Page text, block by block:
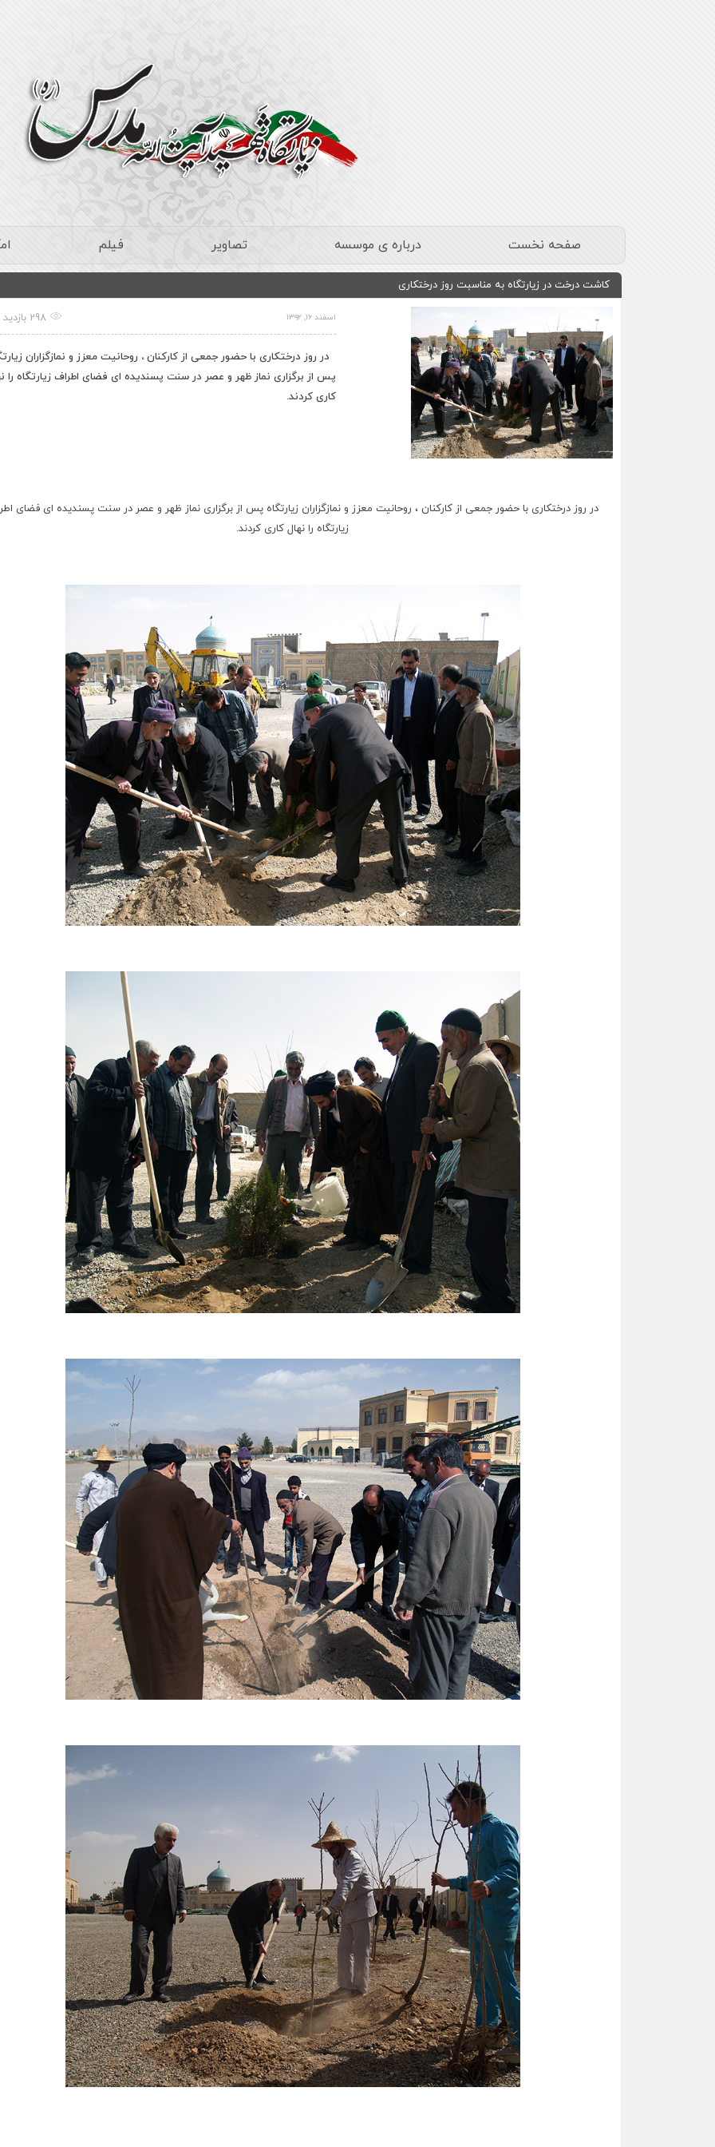
صفحه نخست درباره ی موسسه تصاویر فیلم
کاشت درخت در زیارتگاه به مناسبت روز درختکاری
اسفند ۱۶, ۱۳۹۲ 298 بازدید
در روز درختکاری با حضور جمعی از کارکنان ، روحانیت معزز و نمازگزاران
پس از برگزاری نماز ظهر و عصر در سنت پسندیده ای فضای اطراف زیارتگاه را
کاری کردند.
در روز درختکاری با حضور جمعی از کارکنان ، روحانیت معزز و نمازگزاران زیارتگاه پس از برگزاری نماز ظهر و عصر در سنت پسندیده ای فضای
زیارتگاه را نهال کاری کردند.